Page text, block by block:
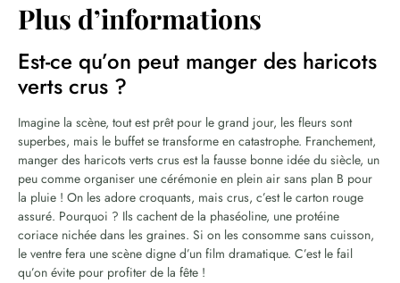
Plus d’informations
Est-ce qu’on peut manger des haricots
verts crus ?
Imagine la scène, tout est prêt pour le grand jour, les fleurs sont
superbes, mais le buffet se transforme en catastrophe. Franchement,
manger des haricots verts crus est la fausse bonne idée du siècle, un
peu comme organiser une cérémonie en plein air sans plan B pour
la pluie ! On les adore croquants, mais crus, c’est le carton rouge
assuré. Pourquoi ? Ils cachent de la phaséoline, une protéine
coriace nichée dans les graines. Si on les consomme sans cuisson,
le ventre fera une scène digne d’un film dramatique. C’est le fail
qu’on évite pour profiter de la fête !